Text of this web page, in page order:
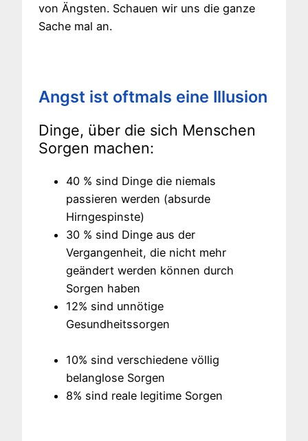
von Ängsten. Schauen wir uns die ganze
Sache mal an.
Angst ist oftmals eine Illusion
Dinge, über die sich Menschen
Sorgen machen:
40 % sind Dinge die niemals
passieren werden (absurde
Hirngespinste)
30 % sind Dinge aus der
Vergangenheit, die nicht mehr
geändert werden können durch
Sorgen haben
12% sind unnötige
Gesundheitssorgen
10% sind verschiedene völlig
belanglose Sorgen
8% sind reale legitime Sorgen